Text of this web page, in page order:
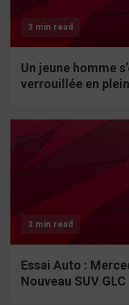
3 min read
Un jeune homme
verrouillée en
3 min read
Essai Auto :
Nouveau SUV GLC